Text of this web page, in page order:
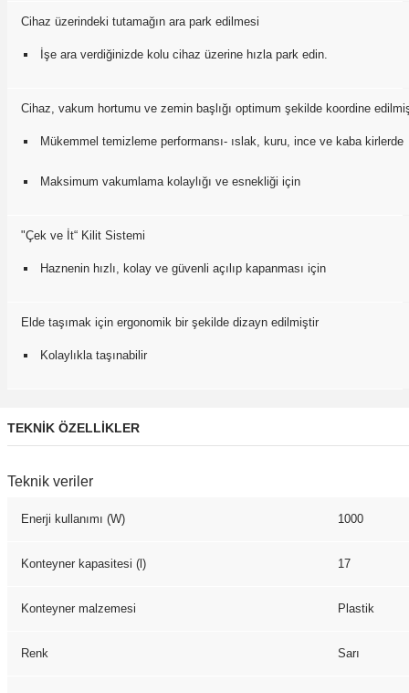
Cihaz üzerindeki tutamağın ara park edilmesi
İşe ara verdiğinizde kolu cihaz üzerine hızla park edin.
Cihaz, vakum hortumu ve zemin başlığı optimum şekilde koordine
Mükemmel temizleme performansı- ıslak, kuru, ince ve kaba kirlerde
Maksimum vakumlama kolaylığı ve esnekliği için
"Çek ve İt“ Kilit Sistemi
Haznenin hızlı, kolay ve güvenli açılıp kapanması için
Elde taşımak için ergonomik bir şekilde dizayn edilmiştir
Kolaylıkla taşınabilir
TEKNİK ÖZELLİKLER
Teknik veriler
Enerji kullanımı (W) 1000
Konteyner kapasitesi (l) 17
Konteyner malzemesi Plastik
Renk Sarı